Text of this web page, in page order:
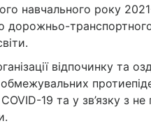
навчального року
дорожньо-
відпочинку та
19 та у зв’язку з